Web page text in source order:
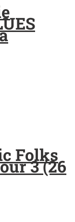
Folks
3 (26